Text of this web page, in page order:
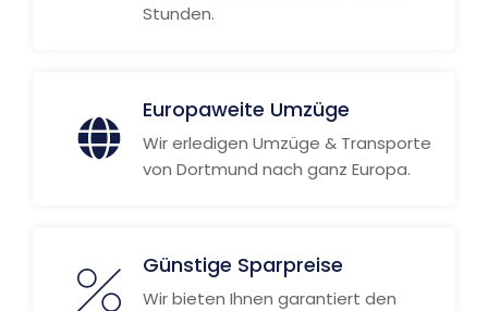
Stunden.
Europaweite Umzüge
Wir erledigen Umzüge & Transporte
von Dortmund nach ganz Europa.
Günstige Sparpreise
Wir bieten Ihnen garantiert den